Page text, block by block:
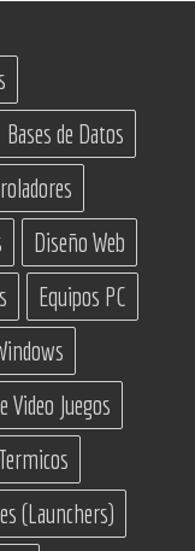
Bases de Datos
Diseño Web
Equipos PC
Video Juegos
(Launchers)